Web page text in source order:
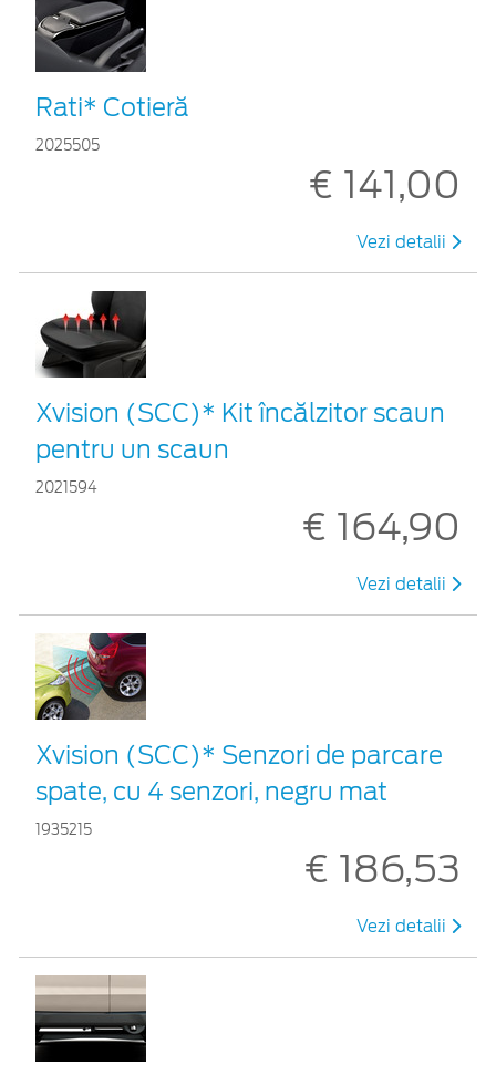
Rati* Cotieră
2025505
€ 141,00
Vezi detalii
Xvision (SCC)* Kit încălzitor scaun
pentru un scaun
2021594
€ 164,90
Vezi detalii
Xvision (SCC)* Senzori de parcare
spate, cu 4 senzori, negru mat
1935215
€ 186,53
Vezi detalii